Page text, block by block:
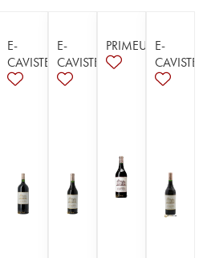
E-
CAVISTE
E-
CAVISTE
PRIMEUR
E-
CAVISTE